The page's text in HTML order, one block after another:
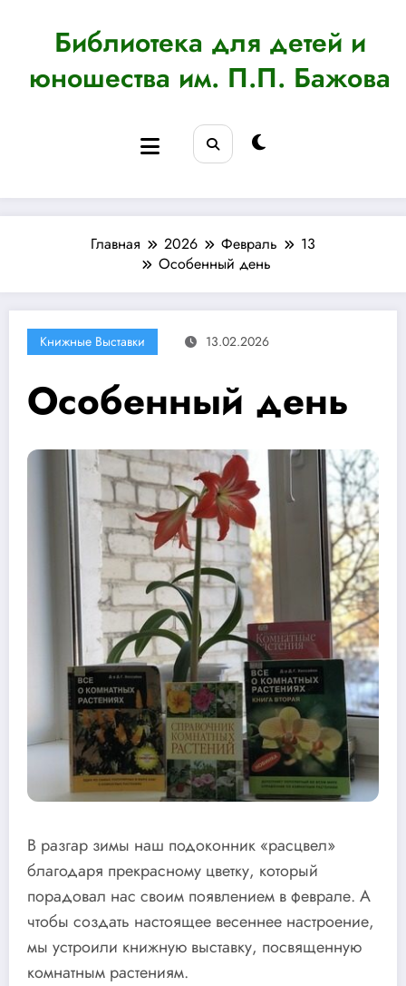
содержимомуБиблиотека для детей и
юношества им. П.П. Бажова
Главная 2026 Февраль
13
Особенный день
Книжные Выставки 13.02.2026
Особенный день
В разгар зимы наш подоконник «расцвел»
благодаря прекрасному цветку, который
порадовал нас своим появлением в феврале. А
чтобы создать настоящее весеннее настроение,
мы устроили книжную выставку, посвященную
комнатным растениям.